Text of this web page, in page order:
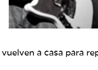
vuelven a casa para